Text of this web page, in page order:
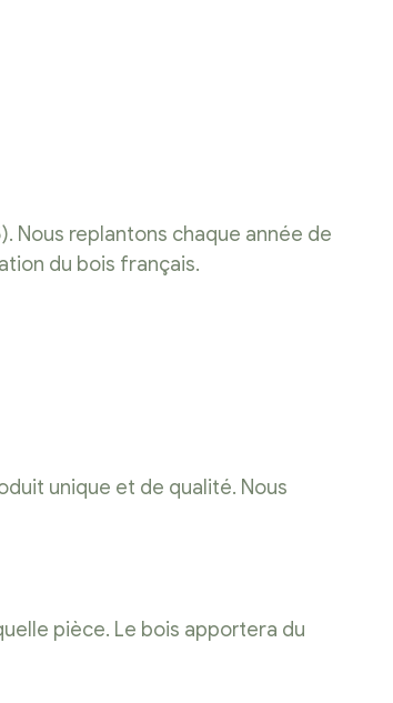
Nous replantons chaque année de
du bois français.
unique et de qualité. Nous
pièce. Le bois apportera du